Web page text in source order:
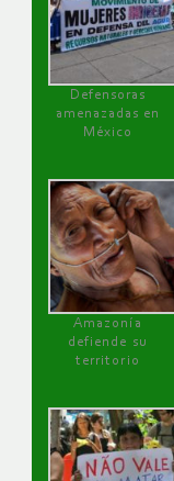
Defensoras
amenazadas en
México
Amazonía
defiende su
territorio